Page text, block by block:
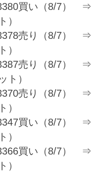
買い（8/7） ⇒
）
売り（8/7） ⇒
）
売り（8/7） ⇒
ト）
売り（8/7） ⇒
）
買い（8/7） ⇒
）
買い（8/7） ⇒
）